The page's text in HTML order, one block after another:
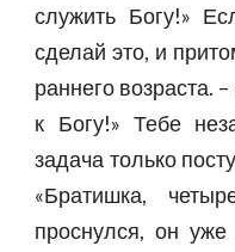
служить Богу!»
сделай это, и
раннего возраста.
к Богу!» Тебе
задача только
«Братишка,
проснулся, он уже